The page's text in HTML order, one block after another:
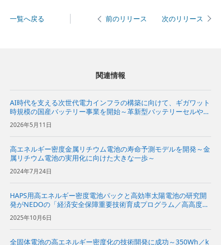
一覧へ戻る 前のリリース 次のリリース
関連情報
AI時代を支える次世代電力インフラの構築に向けて、ギガワット
時規模の国産バッテリー事業を開始～革新型バッテリーセルや先
進技術を搭載した蓄電システムの開発から製造まで、国内におい
て一気通貫で推進～
2026年5月11日
高エネルギー密度金属リチウム電池の寿命予測モデルを開発～金
属リチウム電池の実用化に向けた大きな一歩～
2024年7月24日
HAPS用高エネルギー密度電池パックと高効率太陽電池の研究開
発がNEDOの「経済安全保障重要技術育成プログラム／高高度無
人機による海洋状況把握技術の開発・実証」に採択〜2024年度
のフィジビリティスタディに続き、2028年度の成層圏での実証...
2025年10月6日
全固体電池の高エネルギー密度化の技術開発に成功～350Wh／k